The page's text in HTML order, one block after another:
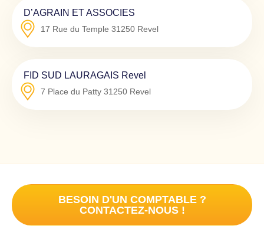
D’AGRAIN ET ASSOCIES
17 Rue du Temple 31250 Revel
FID SUD LAURAGAIS Revel
7 Place du Patty 31250 Revel
BESOIN D'UN COMPTABLE ?
CONTACTEZ-NOUS !